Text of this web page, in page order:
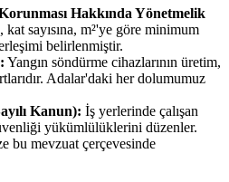
Hakkında Yönetmelik
sayısına, m²'ye göre minimum
belirlenmiştir.
Yangın söndürme cihazlarının üretim,
Adalar'daki her dolumumuz
Kanun): İş yerlerinde çalışan
yükümlülüklerini düzenler.
bu mevzuat çerçevesinde